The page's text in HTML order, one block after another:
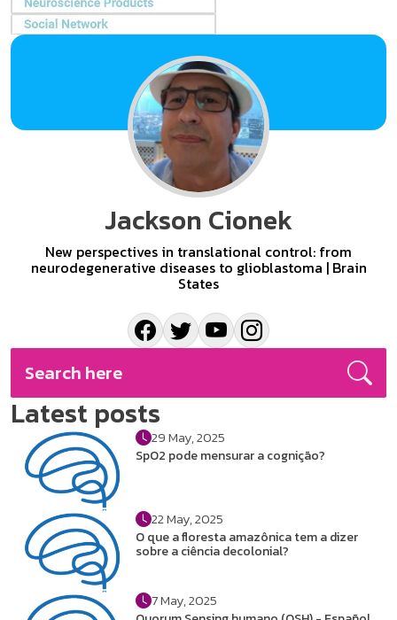
Jackson Cionek
New perspectives in translational control: from
neurodegenerative diseases to glioblastoma | Brain
States
Latest posts
29 May, 2025
SpO2 pode mensurar a cognição?
22 May, 2025
O que a floresta amazônica tem a dizer
sobre a ciência decolonial?
7 May, 2025